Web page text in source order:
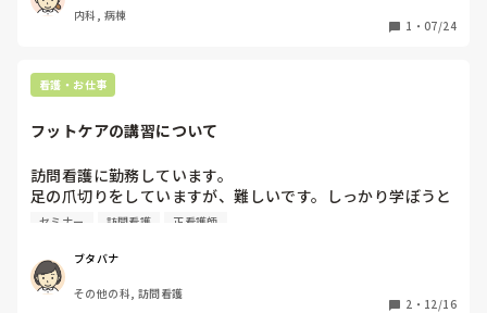
内科, 病棟
1 ・ 07/24
看護・お仕事
フットケアの講習について
訪問看護に勤務しています。
足の爪切りをしていますが、難しいです。しっかり学ぼうと
検索していたところ、NPO法人医療.福祉サービス事業者サ
れるようです。ただ、こちらのNPO法人、初めて知りました
し、なんとなく大丈夫かな？という心配が…
こちらで開催しているセミナーに参加されたことのある方、
セミナー 訪問看護 正看護師
ブタバナ
その他の科, 訪問看護
2 ・ 12/16